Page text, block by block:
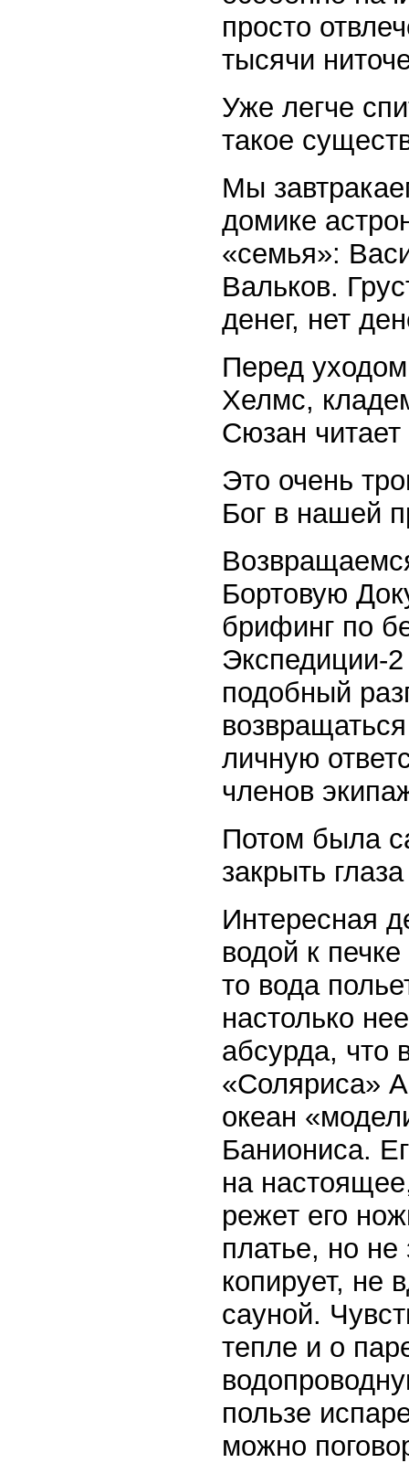
просто
тысячи
Уже легче
такое
Мы
домике
«семья»:
Вальков.
денег, нет
Перед
Хелмс,
Сюзан
Это очень
Бог в нашей
Бортовую
брифинг по
Экспедиции-
подобный
личную
членов
Потом была
закрыть
Интересная
водой к
то вода
настолько
абсурда, что
«Соляриса»
океан
Баниониса.
на
режет его
платье, но не
копирует, не
сауной.
тепле и о
пользе
можно